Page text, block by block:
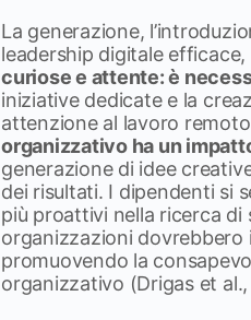
La generazione,
leadership digitale
curiose e attente: è
iniziative dedicate e la
attenzione al lavoro
organizzativo ha un
generazione di idee
dei risultati. I dipendenti si
più proattivi nella ricerca di
organizzazioni
promuovendo la
organizzativo (Drigas et